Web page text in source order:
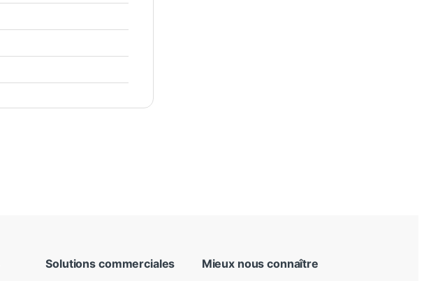
Solutions commerciales Mieux nous connaître